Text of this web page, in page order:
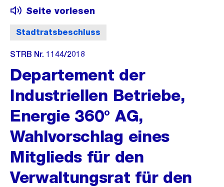
Stadtratsbeschluss
Seite vorlesen
STRB Nr. 1144/2018
Departement der
Industriellen Betriebe,
Energie 360° AG,
Wahlvorschlag eines
Mitglieds für den
Verwaltungsrat für den